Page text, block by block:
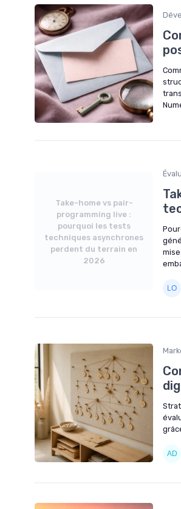
Take-home vs pair-
programming live :
pourquoi les tests
techniques asynchrones
perdent du terrain en
2026